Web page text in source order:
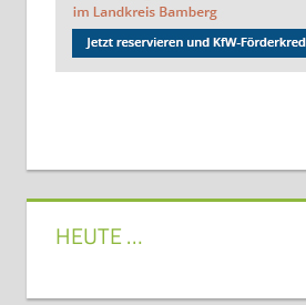
HEUTE …